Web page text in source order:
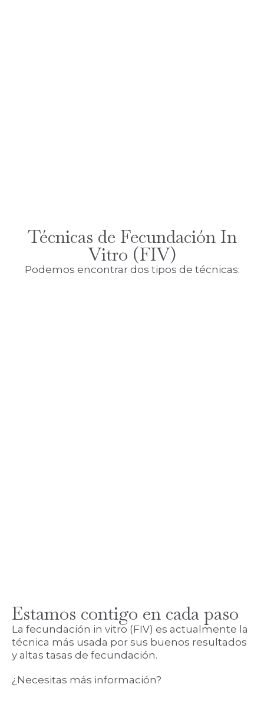
Técnicas de Fecundación In
Vitro (FIV)
Podemos encontrar dos tipos de técnicas:
Estamos contigo en cada paso
La fecundación in vitro (FIV) es actualmente la
técnica más usada por sus buenos resultados
y altas tasas de fecundación.
¿Necesitas más información?